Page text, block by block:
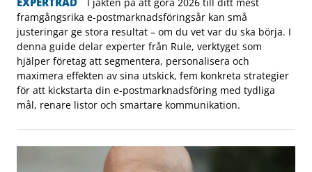
framgångsrika e-postmarknadsföringsår kan små
justeringar ge stora resultat – om du vet var du ska börja. I
denna guide delar experter från Rule, verktyget som
hjälper företag att segmentera, personalisera och
maximera effekten av sina utskick, fem konkreta strategier
för att kickstarta din e-postmarknadsföring med tydliga
mål, renare listor och smartare kommunikation.